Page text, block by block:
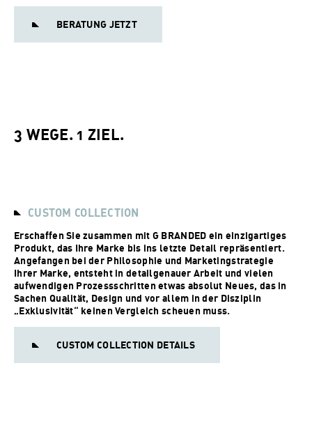
BERATUNG JETZT
3 WEGE. 1 ZIEL.
CUSTOM COLLECTION
Erschaffen Sie zusammen mit G BRANDED ein einzigartiges
Produkt, das Ihre Marke bis ins letzte Detail repräsentiert.
Angefangen bei der Philosophie und Marketingstrategie
Ihrer Marke, entsteht in detailgenauer Arbeit und vielen
aufwendigen Prozessschritten etwas absolut Neues, das in
Sachen Qualität, Design und vor allem in der Disziplin
„Exklusivität“ keinen Vergleich scheuen muss.
CUSTOM COLLECTION DETAILS